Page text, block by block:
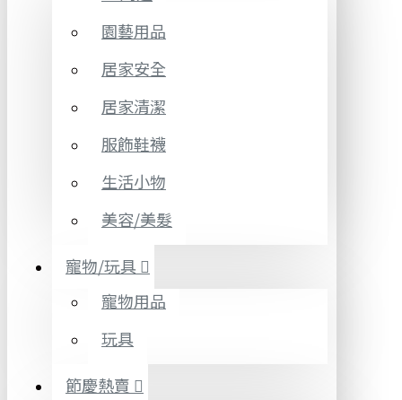
園藝用品
居家安全
居家清潔
服飾鞋襪
生活小物
美容/美髮
寵物/玩具
寵物用品
玩具
節慶熱賣